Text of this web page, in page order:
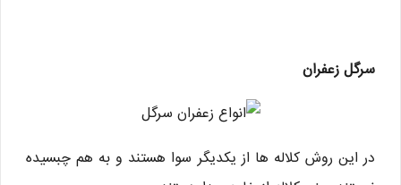
سرگل زعفران
در این روش کلاله ها از یکدیگر سوا هستند و به هم چبسیده